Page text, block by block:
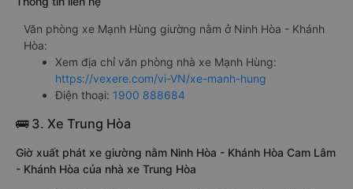
Văn phòng xe Mạnh Hùng giường nằm ở Ninh Hòa - Khánh
Hòa:
Xem địa chỉ văn phòng nhà xe Mạnh Hùng:
https://vexere.com/vi-VN/xe-manh-hung
Điện thoại: 1900 888684
🚌 3. Xe Trung Hòa
Giờ xuất phát xe giường nằm Ninh Hòa - Khánh Hòa Cam Lâm
- Khánh Hòa của nhà xe Trung Hòa